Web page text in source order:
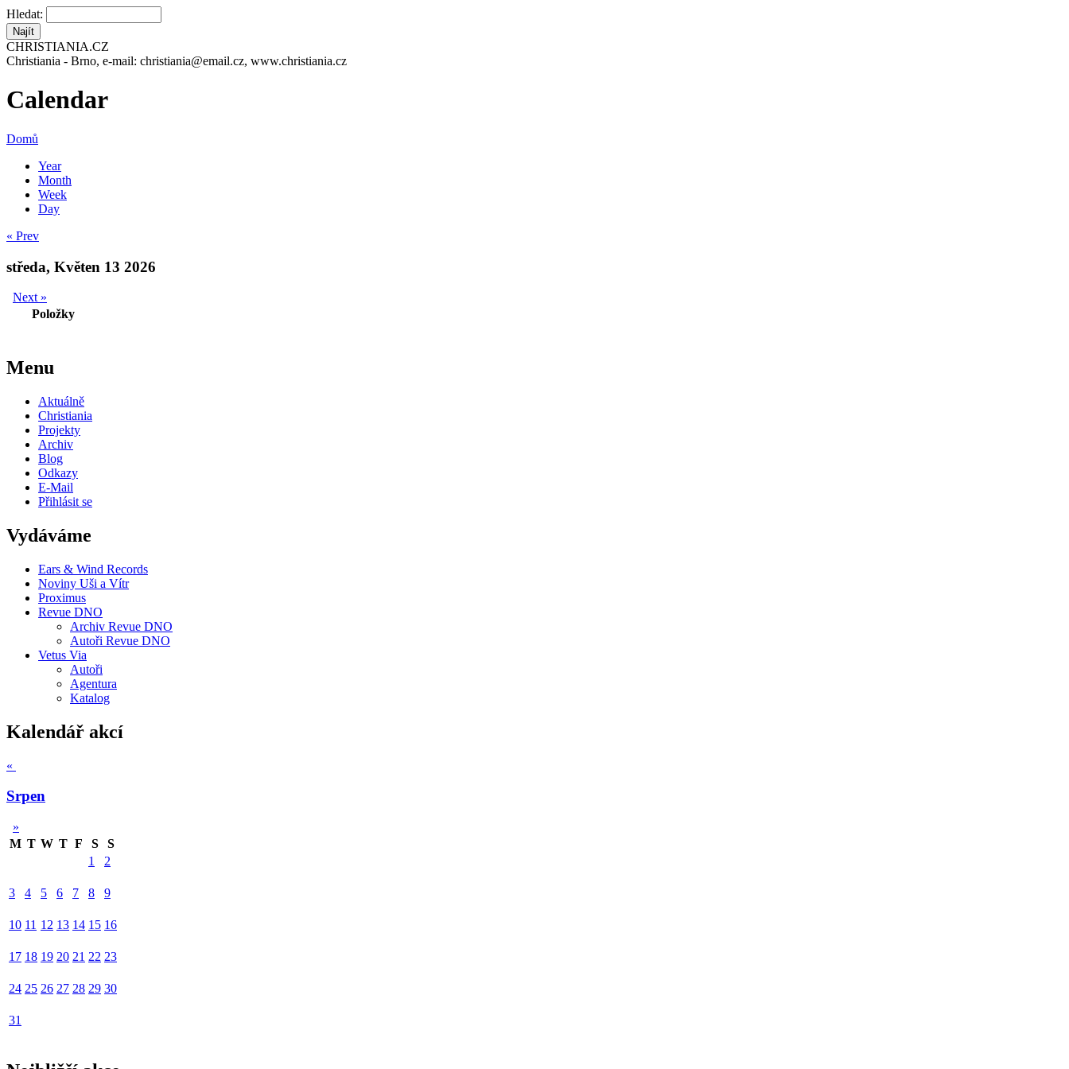
Hledat:
CHRISTIANIA.CZ
Christiania - Brno, e-mail: christiania@email.cz, www.christiania.cz
Calendar
Domů
Year
Month
Week
Day
« Prev
středa, Květen 13 2026
Next »
Položky
Menu
Aktuálně
Christiania
Projekty
Archiv
Blog
Odkazy
E-Mail
Přihlásit se
Vydáváme
Ears & Wind Records
Noviny Uši a Vítr
Proximus
Revue DNO
Archiv Revue DNO
Autoři Revue DNO
Vetus Via
Autoři
Agentura
Katalog
Kalendář akcí
«
Srpen
»
M T W T F S
S
1
2
3 4 5 6 7 8 9
10 11 12 13 14 15 16
17 18 19 20 21 22 23
24 25 26 27 28 29 30
31